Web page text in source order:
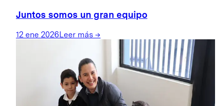
Juntos somos un gran equipo
12 ene 2026Leer más →